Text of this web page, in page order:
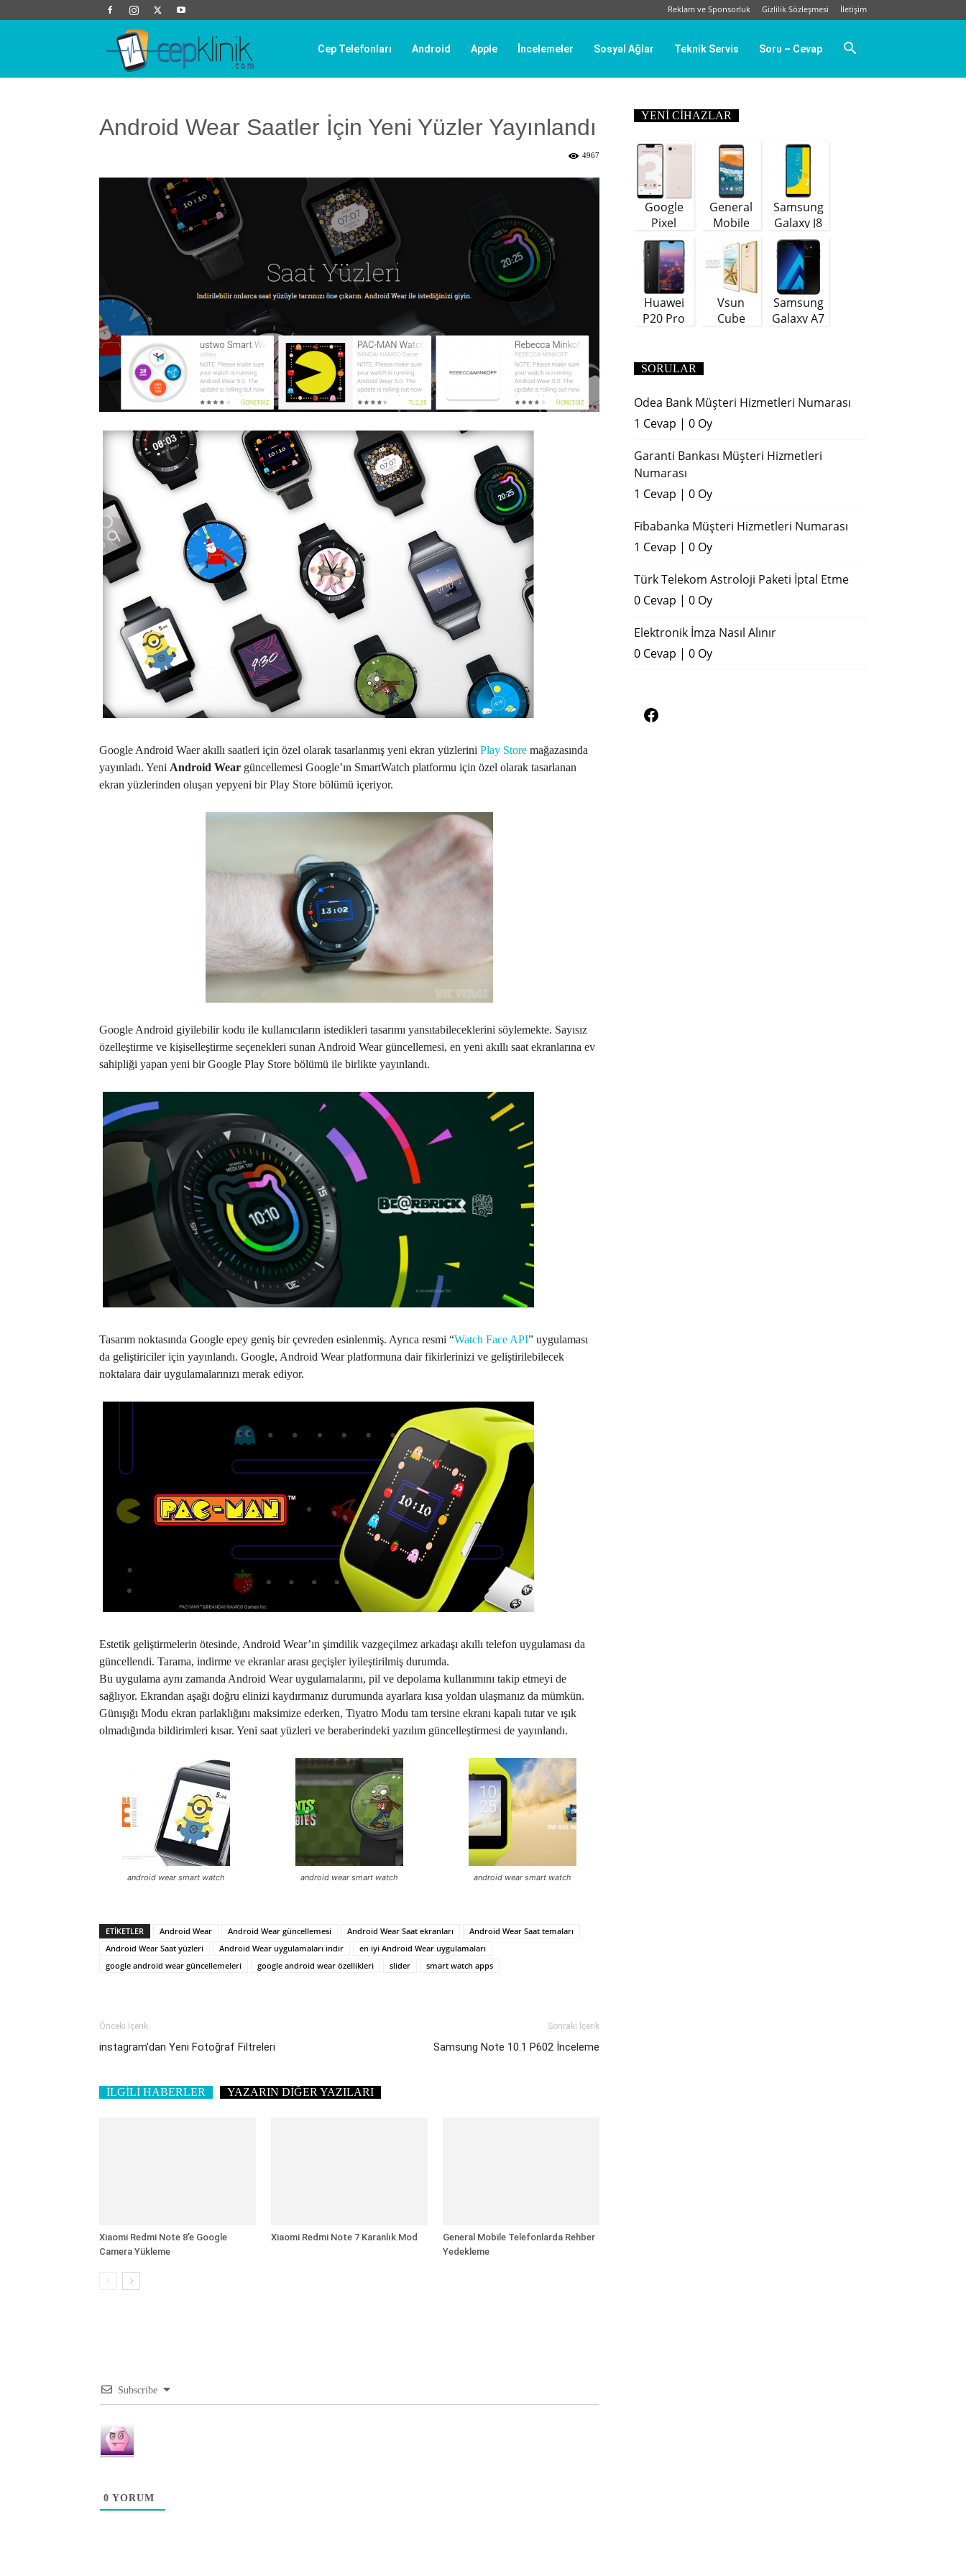
Reklam ve Sponsorluk Gizlilik Sözleşmesi İletişim
Cep Telefonları Android Apple İncelemeler Sosyal Ağlar Teknik Servis Soru – Cevap
Android Wear Saatler İçin Yeni Yüzler Yayınlandı
4967
Google Android Waer akıllı saatleri için özel olarak tasarlanmış yeni ekran yüzlerini Play Store mağazasında
yayınladı. Yeni Android Wear güncellemesi Google’ın SmartWatch platformu için özel olarak tasarlanan
ekran yüzlerinden oluşan yepyeni bir Play Store bölümü içeriyor.
Google Android giyilebilir kodu ile kullanıcıların istedikleri tasarımı yansıtabileceklerini söylemekte. Sayısız
özelleştirme ve kişiselleştirme seçenekleri sunan Android Wear güncellemesi, en yeni akıllı saat ekranlarına ev
sahipliği yapan yeni bir Google Play Store bölümü ile birlikte yayınlandı.
Tasarım noktasında Google epey geniş bir çevreden esinlenmiş. Ayrıca resmi “Watch Face API” uygulaması
da geliştiriciler için yayınlandı. Google, Android Wear platformuna dair fikirlerinizi ve geliştirilebilecek
noktalara dair uygulamalarınızı merak ediyor.
Estetik geliştirmelerin ötesinde, Android Wear’ın şimdilik vazgeçilmez arkadaşı akıllı telefon uygulaması da
güncellendi. Tarama, indirme ve ekranlar arası geçişler iyileştirilmiş durumda.
Bu uygulama aynı zamanda Android Wear uygulamalarını, pil ve depolama kullanımını takip etmeyi de
sağlıyor. Ekrandan aşağı doğru elinizi kaydırmanız durumunda ayarlara kısa yoldan ulaşmanız da mümkün.
Günışığı Modu ekran parlaklığını maksimize ederken, Tiyatro Modu tam tersine ekranı kapalı tutar ve ışık
olmadığında bildirimleri kısar. Yeni saat yüzleri ve beraberindeki yazılım güncelleştirmesi de yayınlandı.
android wear smart watch android wear smart watch android wear smart watch
ETIKETLER Android Wear Android Wear güncellemesi Android Wear Saat ekranları
Android Wear Saat temaları
Android Wear Saat yüzleri
Android Wear uygulamaları indir
en iyi Android Wear uygulamaları
google android wear güncellemeleri
google android wear özellikleri slider smart watch apps
Önceki İçerik
instagram’dan Yeni Fotoğraf Filtreleri
Sonraki İçerik
Samsung Note 10.1 P602 İnceleme
İLGİLİ HABERLER YAZARIN DİĞER YAZILARI
Xiaomi Redmi Note 8’e Google
Camera Yükleme
Xiaomi Redmi Note 7 Karanlık Mod
General Mobile Telefonlarda Rehber
Yedekleme
Subscribe
0 YORUM
YENI CIHAZLAR
Google
Pixel
General
Mobile
GM9 Plus
Samsung
Galaxy J8
(64 GB)
Huawei
P20 Pro
Vsun
Cube
Samsung
Galaxy A7
SORULAR
Odea Bank Müşteri Hizmetleri Numarası
1 Cevap | 0 Oy
Garanti Bankası Müşteri Hizmetleri
Numarası
1 Cevap | 0 Oy
Fibabanka Müşteri Hizmetleri Numarası
1 Cevap | 0 Oy
Türk Telekom Astroloji Paketi İptal Etme
0 Cevap | 0 Oy
Elektronik İmza Nasıl Alınır
0 Cevap | 0 Oy